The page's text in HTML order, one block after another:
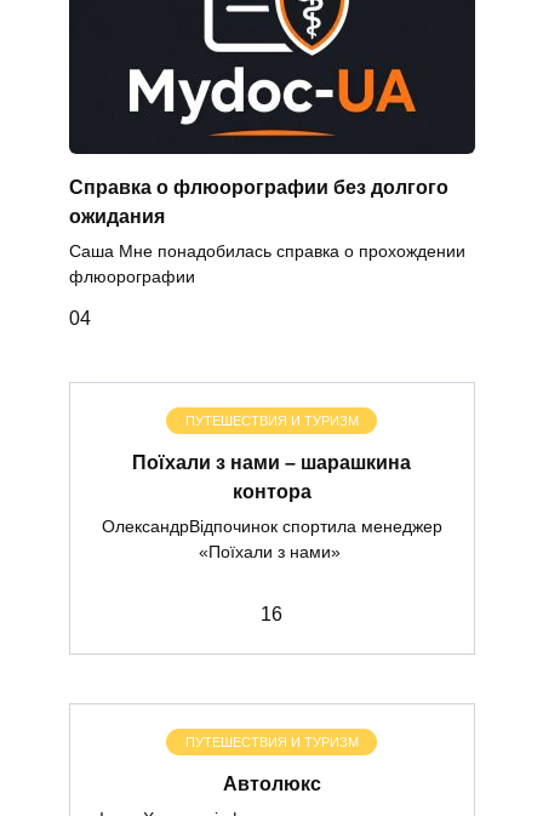
Справка о флюорографии без долгого
ожидания
Саша Мне понадобилась справка о прохождении
флюорографии
04
ПУТЕШЕСТВИЯ И ТУРИЗМ
Поїхали з нами – шарашкина
контора
ОлександрВідпочинок спортила менеджер
«Поїхали з нами»
16
ПУТЕШЕСТВИЯ И ТУРИЗМ
Автолюкс